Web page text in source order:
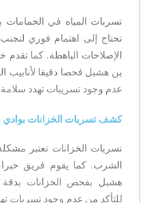
تسربات المياه في
تحتاج إلى اهتمام فوري
الإصلاحات الباهظة. كما
بن هشبل فحصا دقيقا لأنابيب
عدم وجود تسريبات تهدد سلامة
كشف تسربات الخزانات
تسربات الخزانات تعتبر
الشرب. كما يقوم فريق
هشبل بفحص الخزانات بدقة
للتأكد من عدم وجود تسربات